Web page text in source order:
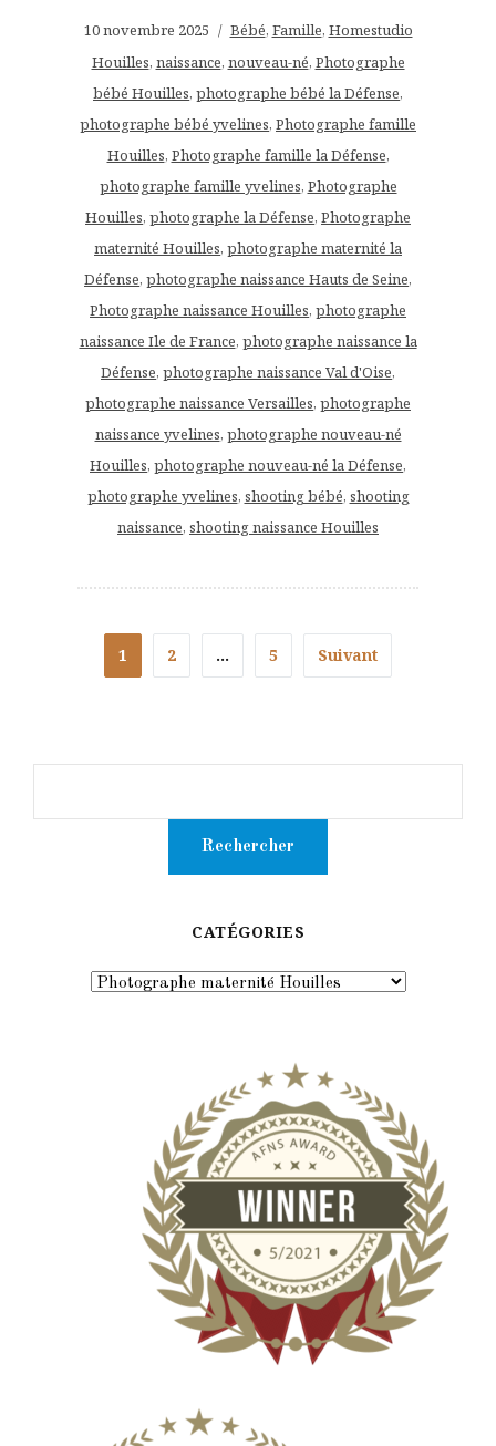
10 novembre 2025 Bébé, Famille, Homestudio
Houilles, naissance, nouveau-né, Photographe
bébé Houilles, photographe bébé la Défense,
photographe bébé yvelines, Photographe famille
Houilles, Photographe famille la Défense,
photographe famille yvelines, Photographe
Houilles, photographe la Défense, Photographe
maternité Houilles, photographe maternité la
Défense, photographe naissance Hauts de Seine,
Photographe naissance Houilles, photographe
naissance Ile de France, photographe naissance la
Défense, photographe naissance Val d'Oise,
photographe naissance Versailles, photographe
naissance yvelines, photographe nouveau-né
Houilles, photographe nouveau-né la Défense,
photographe yvelines, shooting bébé, shooting
naissance, shooting naissance Houilles
1 2 … 5 Suivant
CATÉGORIES